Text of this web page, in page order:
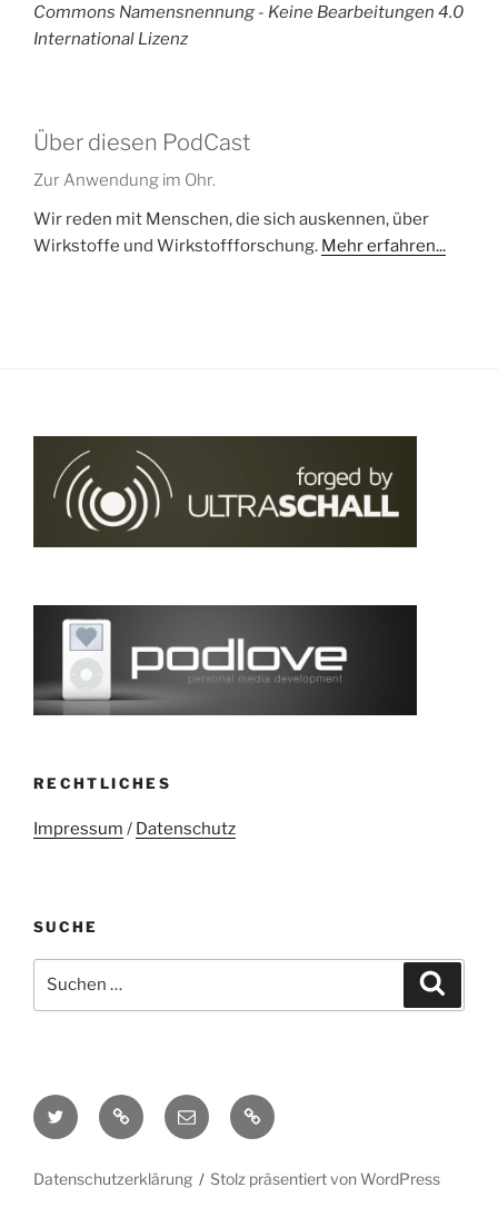
Commons Namensnennung - Keine Bearbeitungen 4.0
International Lizenz
Über diesen PodCast
Zur Anwendung im Ohr.
Wir reden mit Menschen, die sich auskennen, über
Wirkstoffe und Wirkstoffforschung. Mehr erfahren...
RECHTLICHES
Impressum / Datenschutz
SUCHE
nach:
Twitter Mastodon
E-
Mail
Kontakt
Datenschutzerklärung Stolz präsentiert von WordPress